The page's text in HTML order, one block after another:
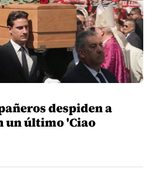
despiden a
un último 'Ciao